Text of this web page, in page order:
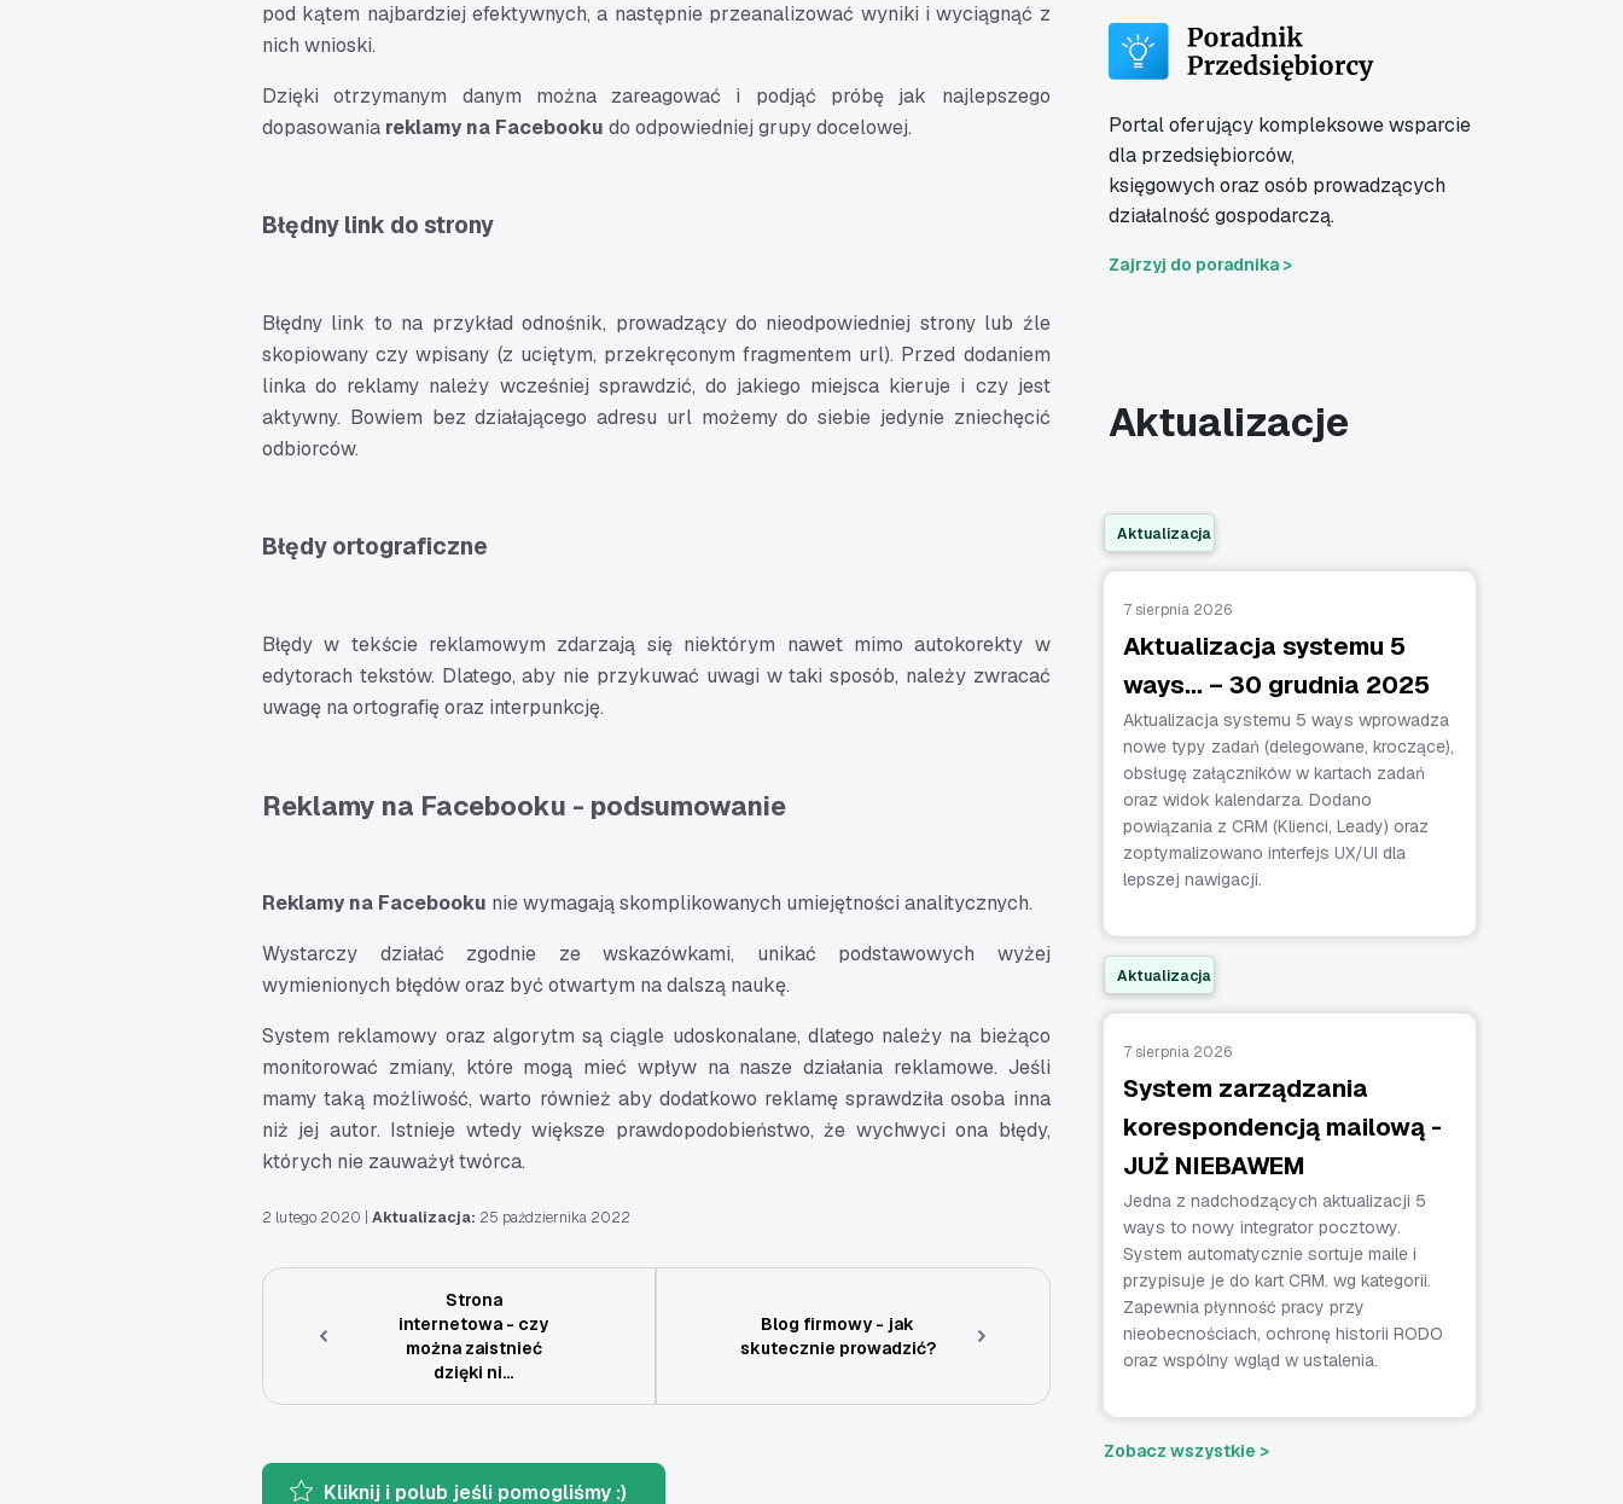
pod kątem najbardziej efektywnych, a następnie przeanalizować wyniki i wyciągnąć z
nich wnioski.
Dzięki otrzymanym danym można zareagować i podjąć próbę jak najlepszego
dopasowania reklamy na Facebooku do odpowiedniej grupy docelowej.
Błędny link do strony
Błędny link to na przykład odnośnik, prowadzący do nieodpowiedniej strony lub źle
skopiowany czy wpisany (z uciętym, przekręconym fragmentem url). Przed dodaniem
linka do reklamy należy wcześniej sprawdzić, do jakiego miejsca kieruje i czy jest
aktywny. Bowiem bez działającego adresu url możemy do siebie jedynie zniechęcić
odbiorców.
Błędy ortograficzne
Błędy w tekście reklamowym zdarzają się niektórym nawet mimo autokorekty w
edytorach tekstów. Dlatego, aby nie przykuwać uwagi w taki sposób, należy zwracać
uwagę na ortografię oraz interpunkcję.
Reklamy na Facebooku - podsumowanie
Reklamy na Facebooku nie wymagają skomplikowanych umiejętności analitycznych.
Wystarczy działać zgodnie ze wskazówkami, unikać podstawowych wyżej
wymienionych błędów oraz być otwartym na dalszą naukę.
System reklamowy oraz algorytm są ciągle udoskonalane, dlatego należy na bieżąco
monitorować zmiany, które mogą mieć wpływ na nasze działania reklamowe. Jeśli
mamy taką możliwość, warto również aby dodatkowo reklamę sprawdziła osoba inna
niż jej autor. Istnieje wtedy większe prawdopodobieństwo, że wychwyci ona błędy,
których nie zauważył twórca.
2 lutego 2020 Aktualizacja: 25 października 2022
Strona
internetowa - czy
można zaistnieć
dzięki ni...
Blog firmowy - jak
skutecznie prowadzić?
Kliknij i polub jeśli pomogliśmy :)
Portal oferujący kompleksowe wsparcie
dla przedsiębiorców,
księgowych oraz osób prowadzących
działalność gospodarczą.
Zajrzyj do poradnika >
Aktualizacje
Aktualizacja
7 sierpnia 2026
Aktualizacja systemu 5
ways… – 30 grudnia 2025
Aktualizacja systemu 5 ways wprowadza
nowe typy zadań (delegowane, kroczące),
obsługę załączników w kartach zadań
oraz widok kalendarza. Dodano
powiązania z CRM (Klienci, Leady) oraz
zoptymalizowano interfejs UX/UI dla
lepszej nawigacji.
Aktualizacja
7 sierpnia 2026
System zarządzania
korespondencją mailową -
JUŻ NIEBAWEM
Jedna z nadchodzących aktualizacji 5
ways to nowy integrator pocztowy.
System automatycznie sortuje maile i
przypisuje je do kart CRM. wg kategorii.
Zapewnia płynność pracy przy
nieobecnościach, ochronę historii RODO
oraz wspólny wgląd w ustalenia.
Zobacz wszystkie >